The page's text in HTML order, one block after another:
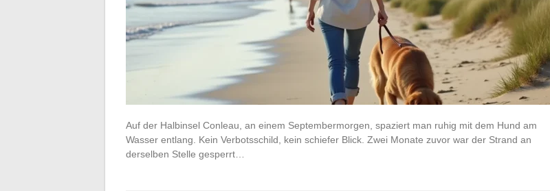
Auf der Halbinsel Conleau, an einem Septembermorgen, spaziert man ruhig mit dem Hund am
Wasser entlang. Kein Verbotsschild, kein schiefer Blick. Zwei Monate zuvor war der Strand an
derselben Stelle gesperrt…